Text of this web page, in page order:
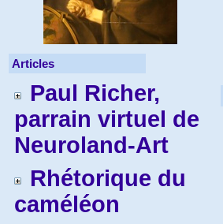
Articles
Paul Richer,
parrain virtuel de
Neuroland-Art
Rhétorique du
caméléon